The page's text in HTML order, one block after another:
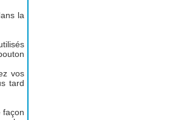
la
vos
tard
façon